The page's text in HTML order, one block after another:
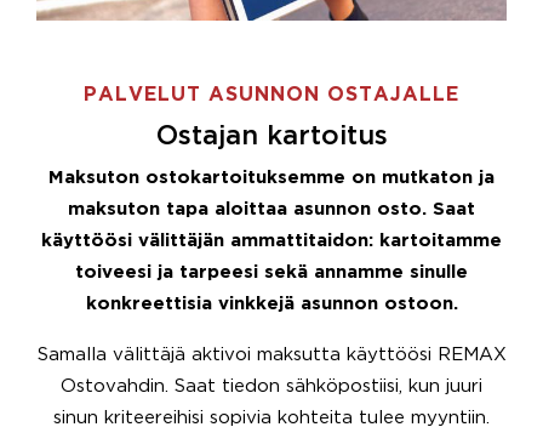
PALVELUT ASUNNON OSTAJALLE
Ostajan kartoitus
Maksuton ostokartoituksemme on mutkaton ja
maksuton tapa aloittaa asunnon osto. Saat
käyttöösi välittäjän ammattitaidon: kartoitamme
toiveesi ja tarpeesi sekä annamme sinulle
konkreettisia vinkkejä asunnon ostoon.
Samalla välittäjä aktivoi maksutta käyttöösi REMAX
Ostovahdin. Saat tiedon sähköpostiisi, kun juuri
sinun kriteereihisi sopivia kohteita tulee myyntiin.